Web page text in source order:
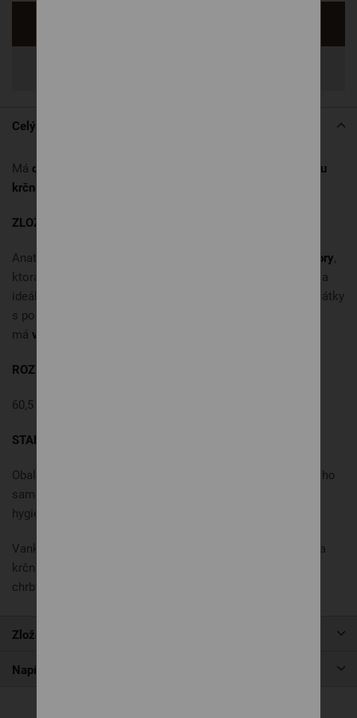
Celý popis
Má dve vlny
podporu
krčnej chrbtice
ZLOŽENIE:
Anatomický vankúš je vyrobený z perforovanej peny Memory,
ktorá je pôsobením tepla a tlaku vláčnejšia, vďaka čomu sa
ideálne prispôsobuje tvaru tela. Vrchný materiál je ušitý z látky
s podielom vlákna LYOCELL, ktorá je
má vysokú schopnosť odvádzať vlhkosť
ROZMER:
60,5 x 34 x 10,5/7 cm
STAROSTLIVOSŤ:
Obal vankúšu je vybavený zipsom, je snímateľný a môžete ho
samostatne prať bežným spôsobom až do 60°C. Udržujete
hygienu a predlžujete tým jeho životnosť.
Vankúš odporúčame pre tých, ktorých trápia bolesti hlavy a
krčnej chrbtice. Počas spánku dokonale podopiera krčnú
chrbticu, čím prispieva k pokojnejšieho spánku
Zloženie
Napíšte nám